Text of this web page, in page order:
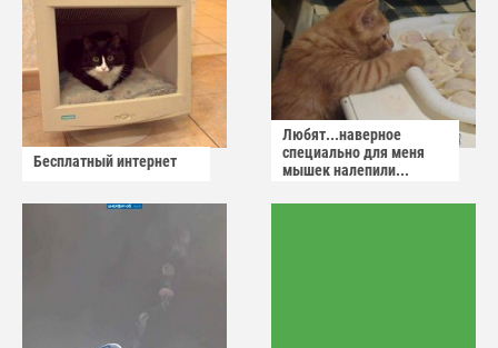
Бесплатный интернет
Любят...наверное
специально для меня
мышек налепили...